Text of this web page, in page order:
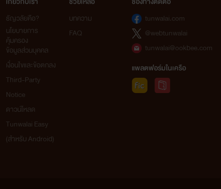
ธัญวลัยคือ?
นโยบายการ
คุ้มครอง
ข้อมูลส่วนบุคคล
เงื่อนไขและข้อตกลง
Third-Party
Notice
ดาวน์โหลด
Tunwalai Easy
(สำหรับ Android)
บทความ
FAQ
tunwalai.com
@webtunwalai
tunwalai@ookbee.com
แพลตฟอร์มในเครือ